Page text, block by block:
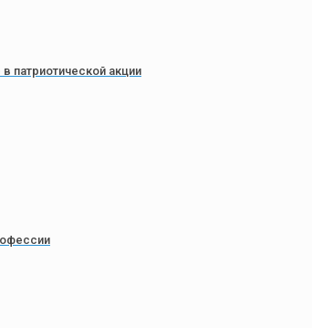
патриотической акции